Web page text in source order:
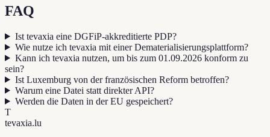
FAQ
Ist tevaxia eine DGFiP-akkreditierte PDP?
Wie nutze ich tevaxia mit einer Dematerialisierungsplattform?
Kann ich tevaxia nutzen, um bis zum 01.09.2026 konform zu
sein?
Ist Luxemburg von der französischen Reform betroffen?
Warum eine Datei statt direkter API?
Werden die Daten in der EU gespeichert?
T
tevaxia.lu